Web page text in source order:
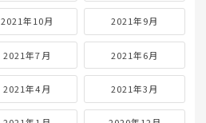
2021年10月 2021年9月
2021年7月 2021年6月
2021年4月 2021年3月